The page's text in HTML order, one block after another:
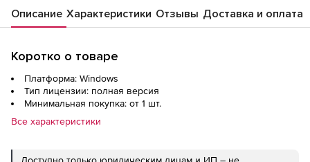
Описание Характеристики Отзывы Доставка и оплата
Коротко о товаре
Платформа: Windows
Тип лицензии: полная версия
Минимальная покупка: от 1 шт.
Все характеристики